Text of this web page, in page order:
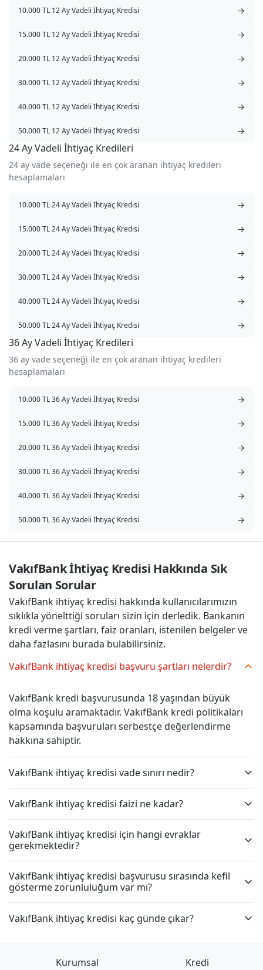
10.000 TL 12 Ay Vadeli İhtiyaç Kredisi →
15.000 TL 12 Ay Vadeli İhtiyaç Kredisi →
20.000 TL 12 Ay Vadeli İhtiyaç Kredisi →
30.000 TL 12 Ay Vadeli İhtiyaç Kredisi →
40.000 TL 12 Ay Vadeli İhtiyaç Kredisi →
50.000 TL 12 Ay Vadeli İhtiyaç Kredisi →
24 Ay Vadeli İhtiyaç Kredileri
24 ay vade seçeneği ile en çok aranan ihtiyaç kredileri
hesaplamaları
10.000 TL 24 Ay Vadeli İhtiyaç Kredisi →
15.000 TL 24 Ay Vadeli İhtiyaç Kredisi →
20.000 TL 24 Ay Vadeli İhtiyaç Kredisi →
30.000 TL 24 Ay Vadeli İhtiyaç Kredisi →
40.000 TL 24 Ay Vadeli İhtiyaç Kredisi →
50.000 TL 24 Ay Vadeli İhtiyaç Kredisi →
36 Ay Vadeli İhtiyaç Kredileri
36 ay vade seçeneği ile en çok aranan ihtiyaç kredileri
hesaplamaları
10.000 TL 36 Ay Vadeli İhtiyaç Kredisi →
15.000 TL 36 Ay Vadeli İhtiyaç Kredisi →
20.000 TL 36 Ay Vadeli İhtiyaç Kredisi →
30.000 TL 36 Ay Vadeli İhtiyaç Kredisi →
40.000 TL 36 Ay Vadeli İhtiyaç Kredisi →
50.000 TL 36 Ay Vadeli İhtiyaç Kredisi →
VakıfBank İhtiyaç Kredisi Hakkında Sık
Sorulan Sorular
VakıfBank ihtiyaç kredisi hakkında kullanıcılarımızın
sıklıkla yönelttiği soruları sizin için derledik. Bankanın
kredi verme şartları, faiz oranları, istenilen belgeler ve
daha fazlasını burada bulabilirsiniz.
VakıfBank ihtiyaç kredisi başvuru şartları nelerdir?
VakıfBank kredi başvurusunda 18 yaşından büyük
olma koşulu aramaktadır. VakıfBank kredi politikaları
kapsamında başvuruları serbestçe değerlendirme
hakkına sahiptir.
VakıfBank ihtiyaç kredisi vade sınırı nedir?
VakıfBank ihtiyaç kredisi faizi ne kadar?
VakıfBank ihtiyaç kredisi için hangi evraklar
gerekmektedir?
VakıfBank ihtiyaç kredisi başvurusu sırasında kefil
gösterme zorunluluğum var mı?
VakıfBank ihtiyaç kredisi kaç günde çıkar?
Kurumsal Kredi